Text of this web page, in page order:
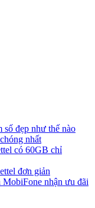
số đẹp như thế nào
nhất
có 60GB chỉ
đơn giản
nhận ưu đãi